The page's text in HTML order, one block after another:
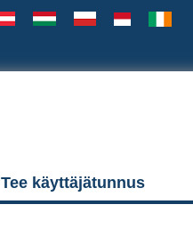
Tee käyttäjätunnus